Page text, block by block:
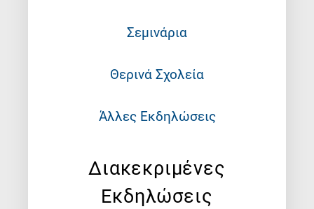
Σεμινάρια
Θερινά Σχολεία
Άλλες Εκδηλώσεις
Διακεκριμένες
Εκδηλώσεις